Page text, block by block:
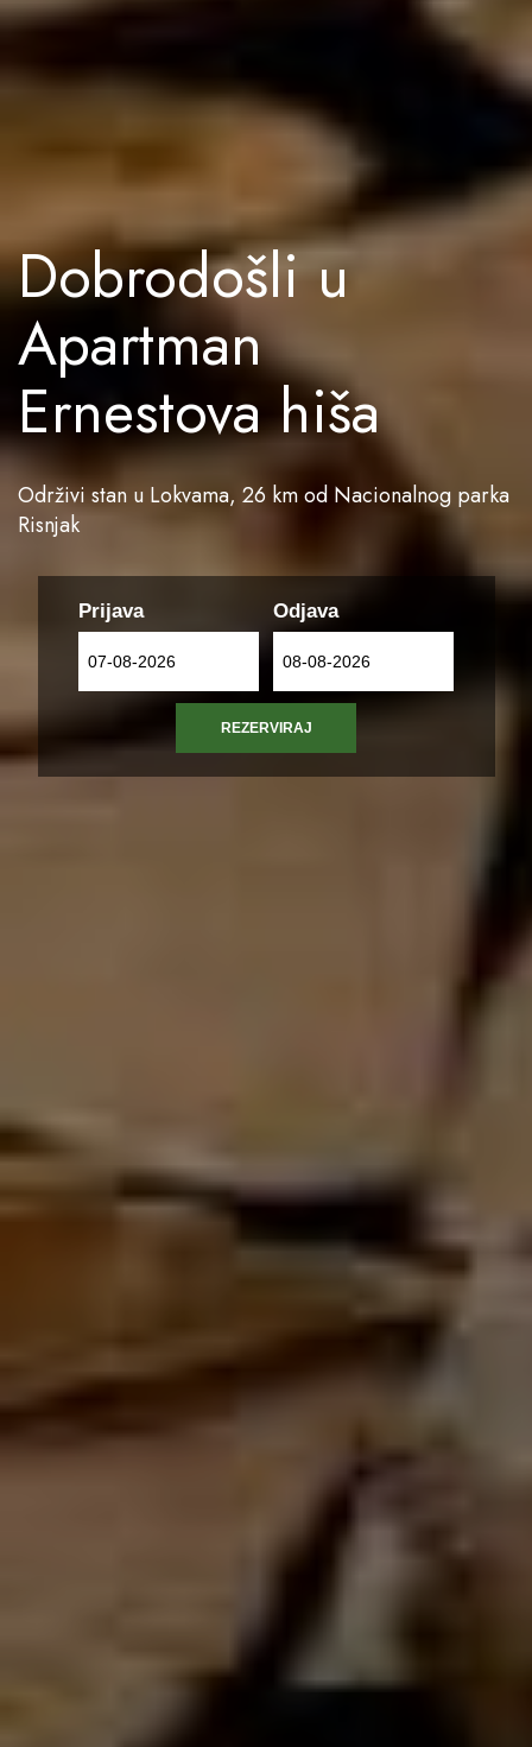
Dobrodošli u
Apartman
Ernestova hiša
Održivi stan u Lokvama, 26 km od Nacionalnog parka
Risnjak
Prijava Odjava